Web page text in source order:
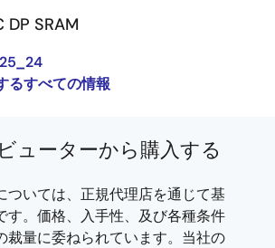
DP SRAM
るすべての情報
ューターから購入する
ついては、正規代理店を通じて基
す。価格、入手性、及び各種条件
裁量に委ねられています。当社の